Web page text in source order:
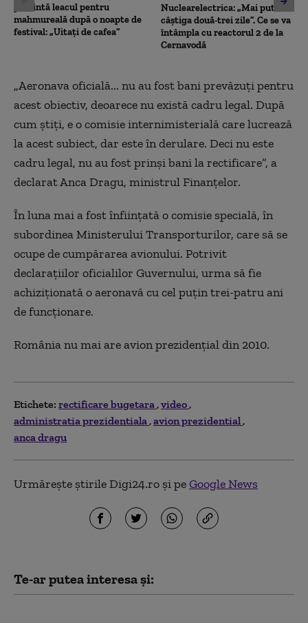
prezintă leacul pentru
mahmureală după o noapte de
festival: „Uitați de cafea”
Nuclearelectrica: „Mai putem
câștiga două-trei zile”. Ce se va
întâmpla cu reactorul 2 de la
Cernavodă
„Aeronava oficială... nu au fost bani prevăzuți pentru
acest obiectiv, deoarece nu există cadru legal. După
cum știți, e o comisie internimisterială care lucrează
la acest subiect, dar este în derulare. Deci nu este
cadru legal, nu au fost prinși bani la rectificare”, a
declarat Anca Dragu, ministrul Finanţelor.
În luna mai a fost înfiinţată o comisie specială, în
subordinea Ministerului Transporturilor, care să se
ocupe de cumpărarea avionului. Potrivit
declaraţiilor oficialilor Guvernului, urma să fie
achiziţionată o aeronavă cu cel puţin trei-patru ani
de funcţionare.
România nu mai are avion prezidenţial din 2010.
Etichete: rectificare bugetara video
administratia prezidentiala avion prezidential
anca dragu
Urmărește știrile Digi24.ro și peGoogle News
Te-ar putea interesa și: